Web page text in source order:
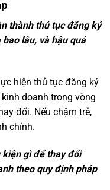
thành thủ tục đăng ký
lâu, và hậu quả
hiện thủ tục đăng ký
doanh trong vòng
đổi. Nếu chậm trễ,
chính.
gì để thay đổi
theo quy định pháp